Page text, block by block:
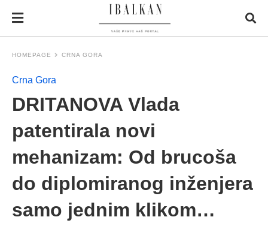
HOMEPAGE CRNA GORA
Crna Gora
DRITANOVA Vlada
patentirala novi
mehanizam: Od brucoša
do diplomiranog inženjera
samo jednim klikom…